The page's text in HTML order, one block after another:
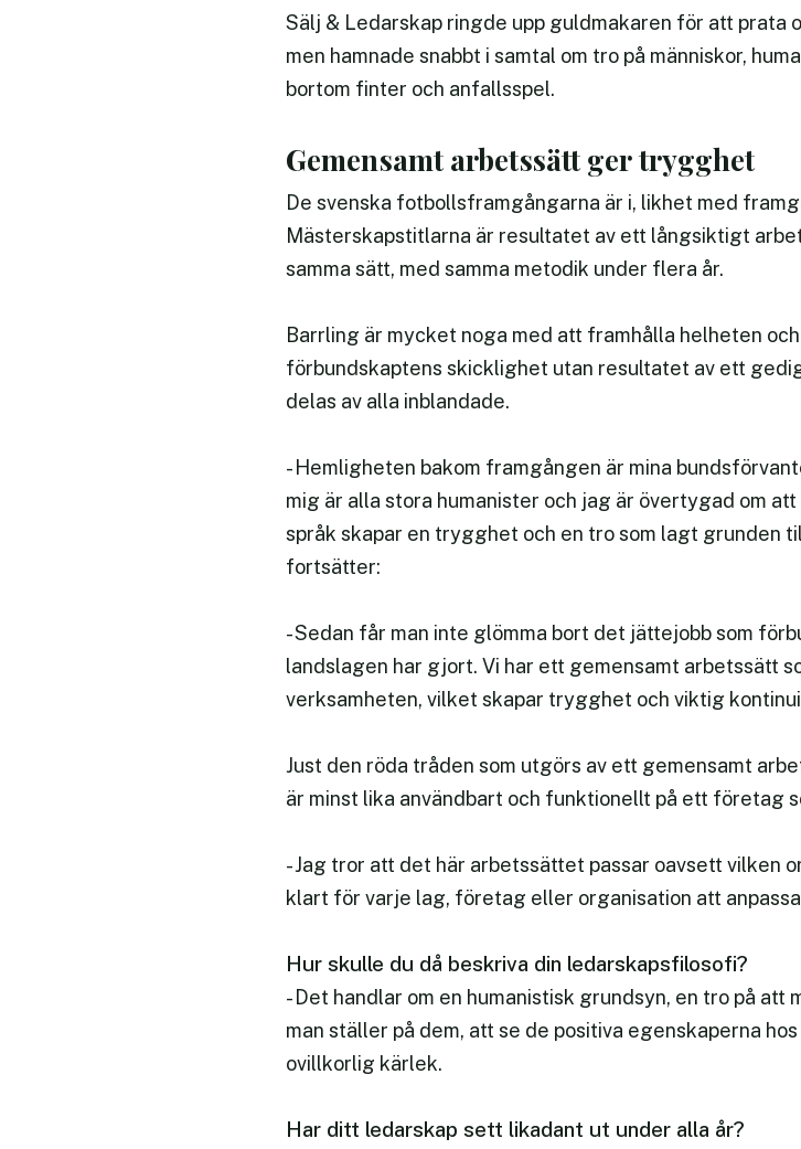
Sälj & Ledarskap ringde upp guldmakaren för att prata
men hamnade snabbt i samtal om tro på människor,
bortom finter och anfallsspel.
Gemensamt arbetssätt ger trygghet
De svenska fotbollsframgångarna är i, likhet med
Mästerskapstitlarna är resultatet av ett långsiktigt
samma sätt, med samma metodik under flera år.
Barrling är mycket noga med att framhålla helheten
förbundskaptens skicklighet utan resultatet av ett
delas av alla inblandade.
- Hemligheten bakom framgången är mina
mig är alla stora humanister och jag är övertygad om
språk skapar en trygghet och en tro som lagt grunden
fortsätter:
- Sedan får man inte glömma bort det jättejobb som
landslagen har gjort. Vi har ett gemensamt arbetssätt
verksamheten, vilket skapar trygghet och viktig
Just den röda tråden som utgörs av ett gemensamt
är minst lika användbart och funktionellt på ett företag
- Jag tror att det här arbetssättet passar oavsett vilken
klart för varje lag, företag eller organisation att
Hur skulle du då beskriva din ledarskapsfilosofi?
- Det handlar om en humanistisk grundsyn, en tro på
man ställer på dem, att se de positiva egenskaperna
ovillkorlig kärlek.
Har ditt ledarskap sett likadant ut under alla år?